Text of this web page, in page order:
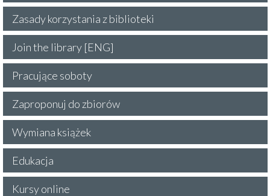
Zasady korzystania z biblioteki
Join the library [ENG]
Pracujące soboty
Zaproponuj do zbiorów
Wymiana książek
Edukacja
Kursy online